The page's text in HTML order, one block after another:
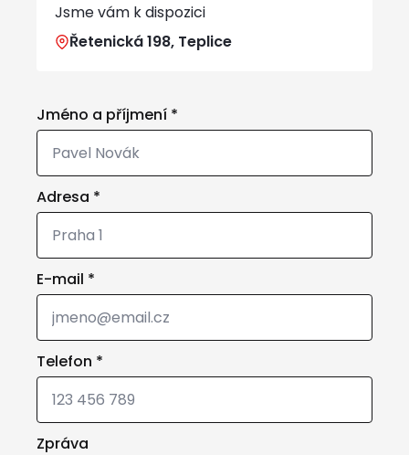
Jsme vám k dispozici
Řetenická 198, Teplice
Jméno a příjmení *
Adresa *
E-mail *
Telefon *
Zpráva